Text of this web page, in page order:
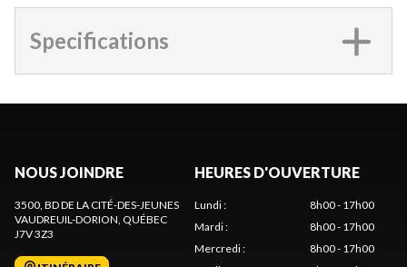
Specifications
NOUS JOINDRE
3500, BD DE LA CITÉ-DES-JEUNES
VAUDREUIL-DORION, QUÉBEC
J7V 3Z3
HEURES D'OUVERTURE
Lundi:
8h00 - 17h00
Mardi:
8h00 - 17h00
Mercredi:
8h00 - 17h00